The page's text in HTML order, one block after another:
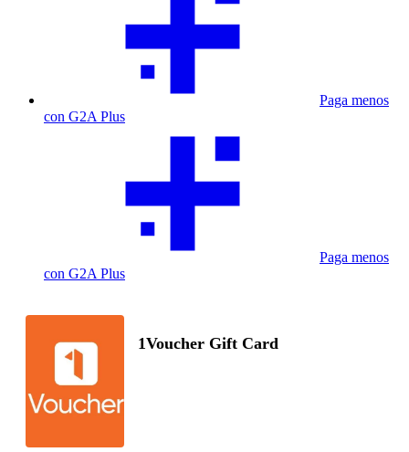
Paga menos
con G2A Plus
Paga menos
con G2A Plus
1Voucher Gift Card